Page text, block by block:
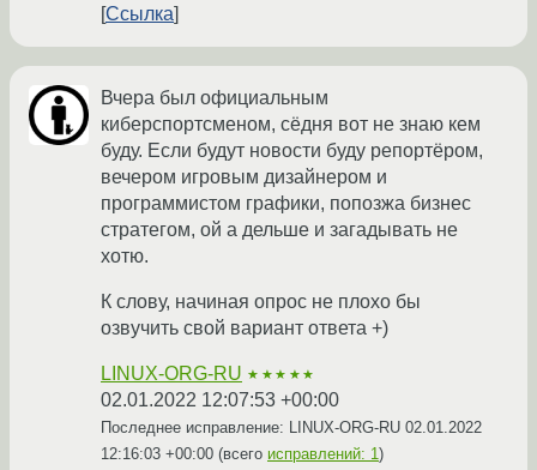
Ссылка
Вчера был официальным
киберспортсменом, сёдня вот не знаю кем
буду. Если будут новости буду репортёром,
вечером игровым дизайнером и
программистом графики, попозжа бизнес
стратегом, ой а дельше и загадывать не
хотю.
К слову, начиная опрос не плохо бы
озвучить свой вариант ответа +)
LINUX-ORG-RU ★★★★★
02.01.2022 12:07:53 +00:00
Последнее исправление: LINUX-ORG-RU 02.01.2022
12:16:03 +00:00 (всего исправлений: 1)